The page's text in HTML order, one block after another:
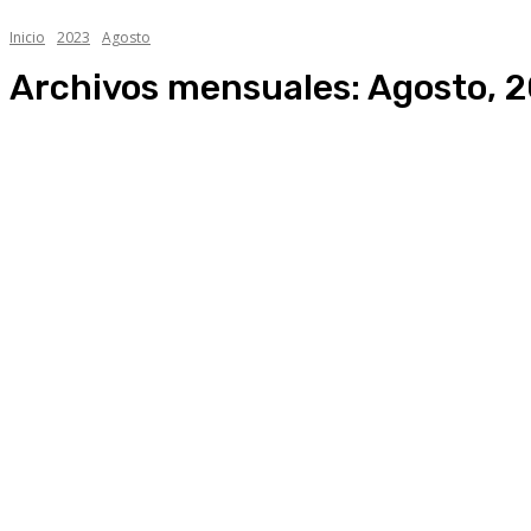
Inicio 2023 Agosto
Archivos mensuales: Agosto,